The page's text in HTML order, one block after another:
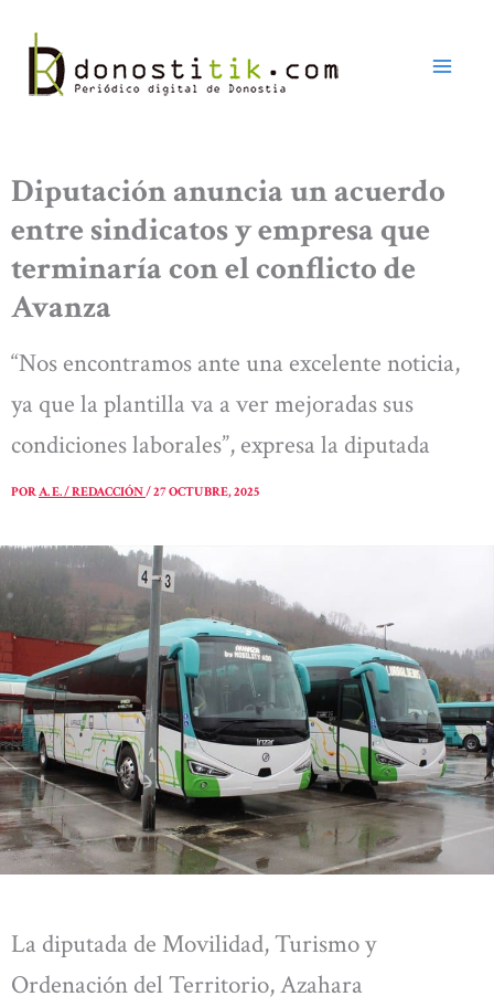
contenido
Diputación anuncia un acuerdo
entre sindicatos y empresa que
terminaría con el conflicto de
Avanza
“Nos encontramos ante una excelente noticia,
ya que la plantilla va a ver mejoradas sus
condiciones laborales”, expresa la diputada
PORA. E. / REDACCIÓN/27 OCTUBRE, 2025
La diputada de Movilidad, Turismo y
Ordenación del Territorio, Azahara